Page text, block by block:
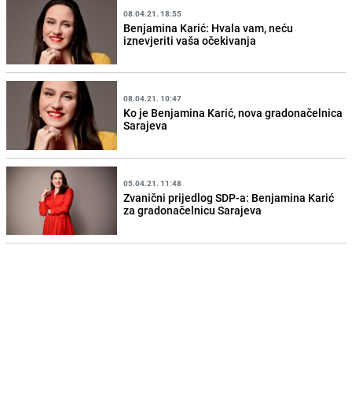
08.04.21. 18:55
Benjamina Karić: Hvala vam, neću
iznevjeriti vaša očekivanja
08.04.21. 10:47
Ko je Benjamina Karić, nova gradonačelnica
Sarajeva
05.04.21. 11:48
Zvanični prijedlog SDP-a: Benjamina Karić
za gradonačelnicu Sarajeva